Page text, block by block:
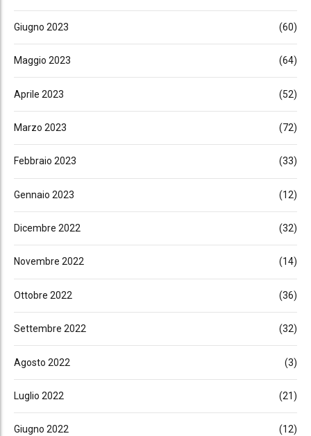
Giugno 2023 (60)
Maggio 2023 (64)
Aprile 2023 (52)
Marzo 2023 (72)
Febbraio 2023 (33)
Gennaio 2023 (12)
Dicembre 2022 (32)
Novembre 2022 (14)
Ottobre 2022 (36)
Settembre 2022 (32)
Agosto 2022 (3)
Luglio 2022 (21)
Giugno 2022 (12)